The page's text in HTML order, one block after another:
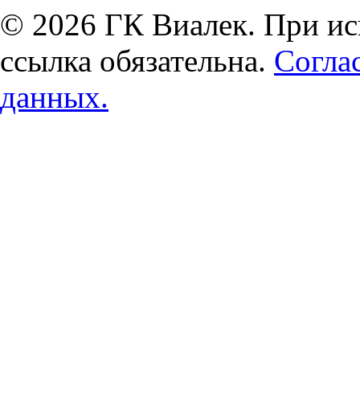
© 2026 ГК Виалек. При
ссылка обязательна.
данных.